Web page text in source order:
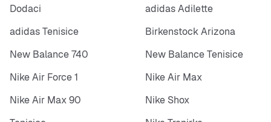
Dodaci
adidas Adilette
adidas Tenisice
Birkenstock Arizona
New Balance 740
New Balance Tenisice
Nike Air Force 1
Nike Air Max
Nike Air Max 90
Nike Shox